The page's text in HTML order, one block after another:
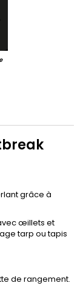
grâce à
œillets et
tarp ou tapis
de rangement.